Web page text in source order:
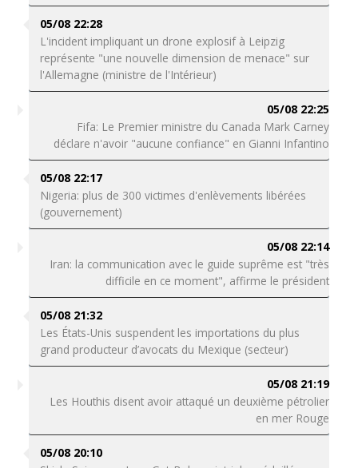
05/08 22:28
L'incident impliquant un drone explosif à Leipzig
représente "une nouvelle dimension de menace" sur
l'Allemagne (ministre de l'Intérieur)
05/08 22:25
Fifa: Le Premier ministre du Canada Mark Carney
déclare n'avoir "aucune confiance" en Gianni Infantino
05/08 22:17
Nigeria: plus de 300 victimes d'enlèvements libérées
(gouvernement)
05/08 22:14
Iran: la communication avec le guide suprême est "très
difficile en ce moment", affirme le président
05/08 21:32
Les États-Unis suspendent les importations du plus
grand producteur d’avocats du Mexique (secteur)
05/08 21:19
Les Houthis disent avoir attaqué un deuxième pétrolier
en mer Rouge
05/08 20:10